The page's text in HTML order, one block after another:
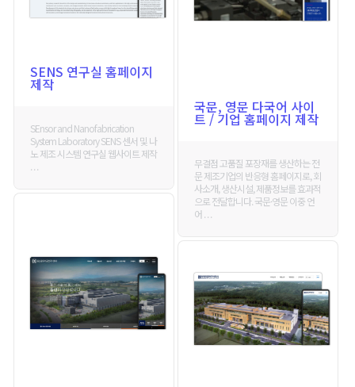
국문, 영문 다국어 사이
트 / 기업 홈페이지 제작
무결점 고품질 포장재를 생산하는 전
문 제조기업의 반응형 홈페이지로, 회
사소개, 생산시설, 제품정보를 효과적
으로 전달합니다. 국문·영문 이중 언
어 . . .
SENS 연구실 홈페이지
제작
SEnsor and Nanofabrication
System Laboratory SENS 센서 및 나
노 제조 시스템 연구실 웹사이트 제작
. . .